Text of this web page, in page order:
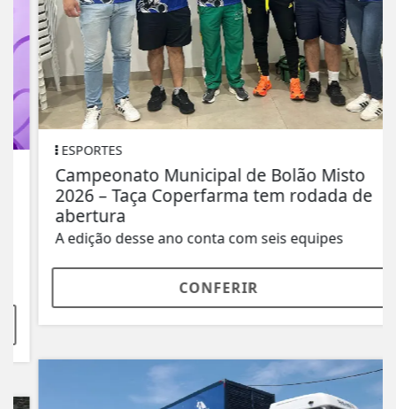
ESPORTES
Campeonato Municipal de Bolão Misto
2026 – Taça Coperfarma tem rodada de
abertura
A edição desse ano conta com seis equipes
CONFERIR